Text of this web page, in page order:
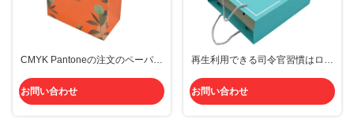
CMYK Pantoneの注文のペーパー
お問い合わせ
再生利用できる司令官習慣はロー
袋CMYK PMSを印刷した
お問い合わせ